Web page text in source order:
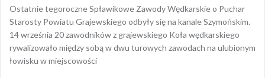
Ostatnie tegoroczne Spławikowe Zawody Wędkarskie o Puchar
Starosty Powiatu Grajewskiego odbyły się na kanale Szymońskim.
14 września 20 zawodników z grajewskiego Koła wędkarskiego
rywalizowało między sobą w dwu turowych zawodach na ulubionym
łowisku w miejscowości